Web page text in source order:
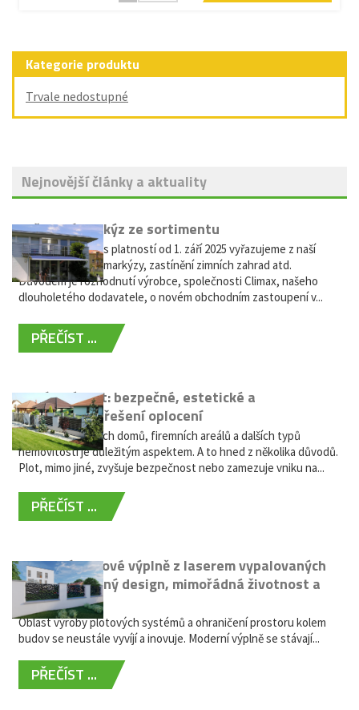
Kategorie produktu
Trvale nedostupné
Nejnovější články a aktuality
Vyřazení markýz ze sortimentu
Vážení zákazníci, s platností od 1. září 2025 vyřazujeme z naší
nabídky výsuvné markýzy, zastínění zimních zahrad atd.
Důvodem je rozhodnutí výrobce, společnosti Climax, našeho
dlouholetého dodavatele, o novém obchodním zastoupení v...
PŘEČÍST ...
Hliníkový plot: bezpečné, estetické a
bezúdržbové řešení oplocení
Oplocení rodinných domů, firemních areálů a dalších typů
nemovitostí je důležitým aspektem. A to hned z několika důvodů.
Plot, mimo jiné, zvyšuje bezpečnost nebo zamezuje vniku na...
PŘEČÍST ...
Moderní plotové výplně z laserem vypalovaných
kovů: výjimečný design, mimořádná životnost a
žádná údržba
Oblast výroby plotových systémů a ohraničení prostoru kolem
budov se neustále vyvíjí a inovuje. Moderní výplně se stávají...
PŘEČÍST ...